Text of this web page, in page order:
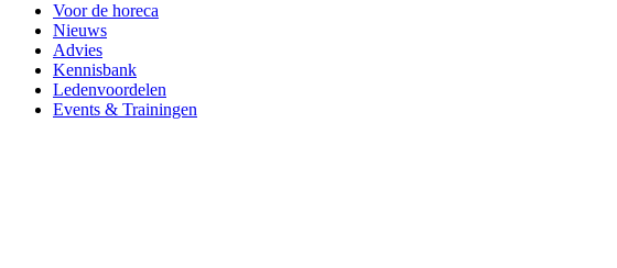
Voor de horeca
Nieuws
Advies
Kennisbank
Ledenvoordelen
Events & Trainingen